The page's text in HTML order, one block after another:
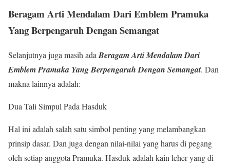
Beragam Arti Mendalam Dari Emblem Pramuka
Yang Berpengaruh Dengan Semangat
Selanjutnya juga masih adaBeragam Arti Mendalam Dari
Emblem Pramuka Yang Berpengaruh Dengan Semangat. Dan
makna lainnya adalah:
Dua Tali Simpul Pada Hasduk
Hal ini adalah salah satu simbol penting yang melambangkan
prinsip dasar. Dan juga dengan nilai-nilai yang harus di pegang
oleh setiap anggota Pramuka. Hasduk adalah kain leher yang di